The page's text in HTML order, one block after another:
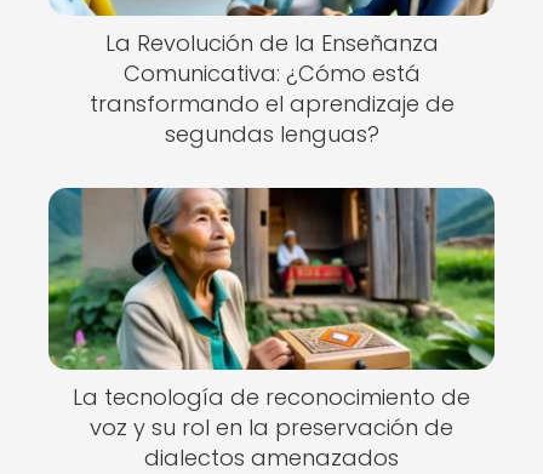
La Revolución de la Enseñanza
Comunicativa: ¿Cómo está
transformando el aprendizaje de
segundas lenguas?
La tecnología de reconocimiento de
voz y su rol en la preservación de
dialectos amenazados